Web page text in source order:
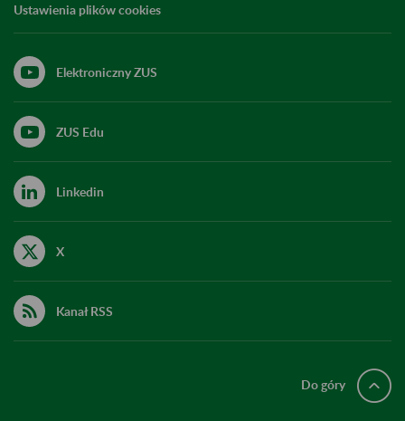
Ustawienia plików cookies
Elektroniczny ZUS
ZUS Edu
Linkedin
X
Kanał RSS
Do góry